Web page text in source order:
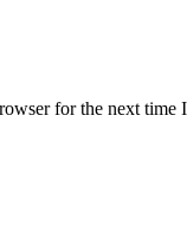
for the next time